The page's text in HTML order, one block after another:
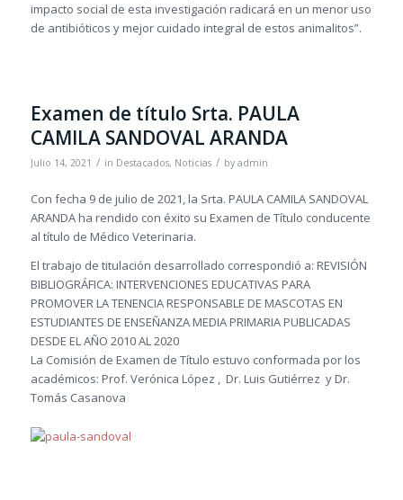
impacto social de esta investigación radicará en un menor uso
de antibióticos y mejor cuidado integral de estos animalitos”.
Examen de título Srta. PAULA
CAMILA SANDOVAL ARANDA
Julio 14, 2021 / in Destacados, Noticias / by admin
Con fecha 9 de julio de 2021, la Srta. PAULA CAMILA SANDOVAL
ARANDA ha rendido con éxito su Examen de Título conducente
al título de Médico Veterinaria.
El trabajo de titulación desarrollado correspondió a: REVISIÓN
BIBLIOGRÁFICA: INTERVENCIONES EDUCATIVAS PARA
PROMOVER LA TENENCIA RESPONSABLE DE MASCOTAS EN
ESTUDIANTES DE ENSEÑANZA MEDIA PRIMARIA PUBLICADAS
DESDE EL AÑO 2010 AL 2020
La Comisión de Examen de Título estuvo conformada por los
académicos: Prof. Verónica López , Dr. Luis Gutiérrez y Dr.
Tomás Casanova